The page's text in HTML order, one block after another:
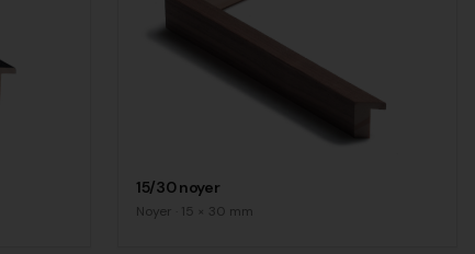
15/30 noyer
Noyer 15 × 30 mm